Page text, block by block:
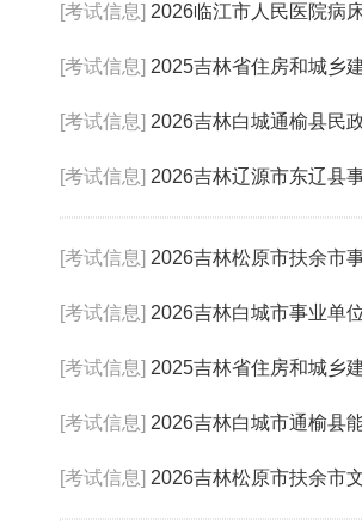
[考试信息] 2026临江市人民医院病
[考试信息] 2025吉林省住房和城乡建
[考试信息] 2026吉林白城通榆县民政
[考试信息] 2026吉林辽源市东辽县
[考试信息] 2026吉林松原市扶余市事
[考试信息] 2026吉林白城市事业单
[考试信息] 2025吉林省住房和城乡建
[考试信息] 2026吉林白城市通榆县
[考试信息] 2026吉林松原市扶余市文